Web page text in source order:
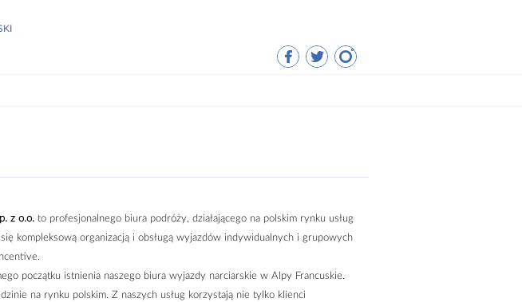
z o.o. to profesjonalnego biura podróży, działającego na polskim rynku usług
kompleksową organizacją i obsługą wyjazdów indywidualnych i grupowych
początku istnienia naszego biura wyjazdy narciarskie w Alpy Francuskie.
na rynku polskim. Z naszych usług korzystają nie tylko klienci